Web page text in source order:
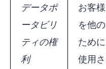
データポ
ータビリ
ティの権
利
お客
を他
ため
使用